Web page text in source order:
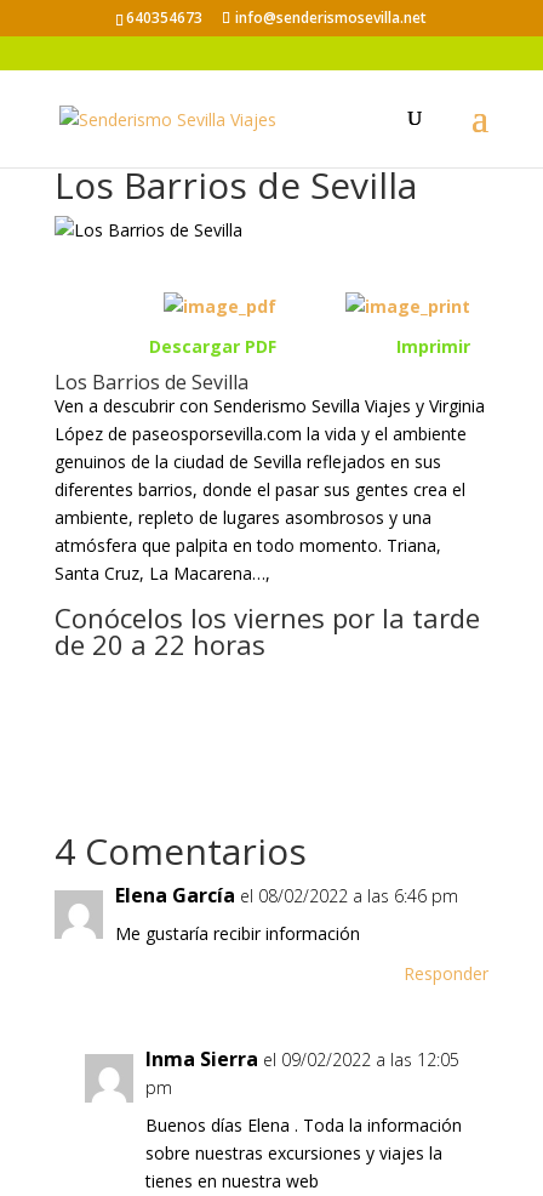
640354673 info@senderismosevilla.net
Los Barrios de Sevilla
Descargar PDF Imprimir
Los Barrios de Sevilla
Ven a descubrir con Senderismo Sevilla Viajes y Virginia
López de paseosporsevilla.com la vida y el ambiente
genuinos de la ciudad de Sevilla reflejados en sus
diferentes barrios, donde el pasar sus gentes crea el
ambiente, repleto de lugares asombrosos y una
atmósfera que palpita en todo momento. Triana,
Santa Cruz, La Macarena…,
Conócelos los viernes por la tarde
de 20 a 22 horas
4 Comentarios
Elena García el 08/02/2022 a las 6:46 pm
Me gustaría recibir información
Responder
Inma Sierra el 09/02/2022 a las 12:05
pm
Buenos días Elena . Toda la información
sobre nuestras excursiones y viajes la
tienes en nuestra web